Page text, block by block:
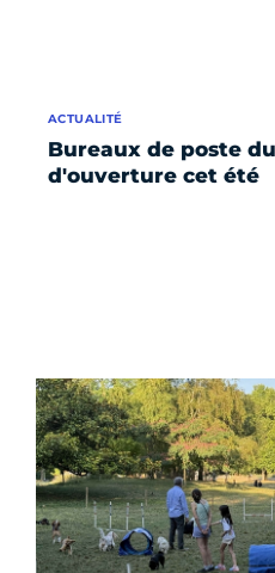
Bureaux de poste
d'ouverture cet été
ACTUALITÉ